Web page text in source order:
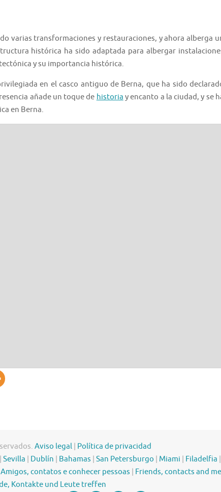
varias transformaciones y restauraciones, y ahora alberga
histórica ha sido adaptada para albergar
y su importancia histórica.
en el casco antiguo de Berna, que ha sido
añade un toque de historia y encanto a la ciudad, y se
en Berna.
Aviso legal Política de privacidad
Sevilla Dublín Bahamas San Petersburgo Miami Filadelfia
Amigos, contatos e conhecer pessoas Friends, contacts and
Kontakte und Leute treffen